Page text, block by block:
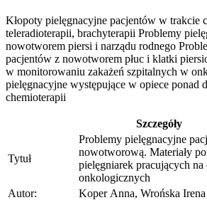
Kłopoty pielęgnacyjne pacjentów w trakcie
teleradioterapii, brachyterapii Problemy
nowotworem piersi i narządu rodnego
pacjentów z nowotworem płuc i klatki
w monitorowaniu zakażeń szpitalnych w
pielęgnacyjne występujące w opiece ponad
chemioterapii
Szczegóły
Tytuł
Problemy pielęgnacyjne
nowotworową. Materiały
pielęgniarek pracujących na
onkologicznych
Autor:
Koper Anna, Wrońska Irena